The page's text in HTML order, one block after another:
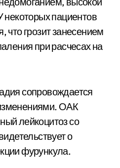
некоторых пациентов
что грозит занесением
при расчесах на
сопровождается
ОАК
лейкоцитоз со
о
фурункула.